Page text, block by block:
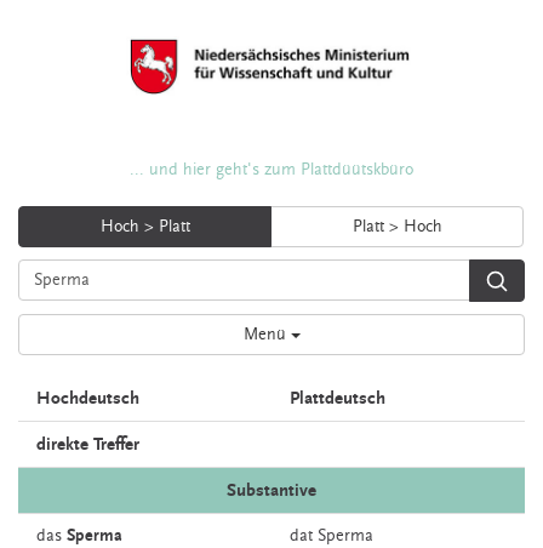
... und hier geht's zum Plattdüütskbüro
Hoch > Platt Platt > Hoch
Menü
Hochdeutsch Plattdeutsch
direkte Treffer
Substantive
das Sperma dat Sperma